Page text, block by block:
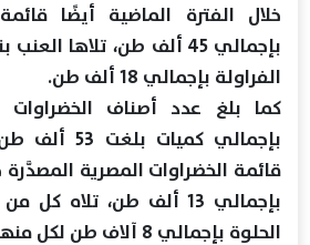
خلال الفترة الماضية أيضًا
الفراولة بإجمالي 18 ألف طن.
بإجمالي
قائمة الخضراوات المصرية المصدَّرة
بإجمالي 13 ألف طن، تلاه
الحلوة بإجمالي 8 آلاف طن لكل منهما.